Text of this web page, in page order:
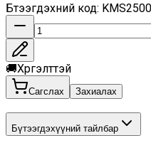
Бүтээгдэхүүний код: KMS2500
🚚Хүргэлттэй
Сагслах Захиалах
Бүтээгдэхүүний тайлбар